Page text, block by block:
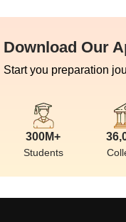
Download Our
Start you preparation
300M+
Students